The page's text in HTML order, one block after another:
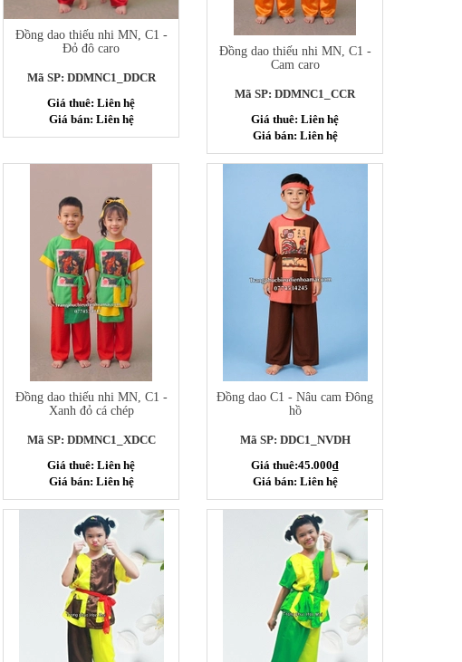
Đồng dao thiếu nhi MN, C1 -
Đỏ đô caro
Mã SP: DDMNC1_DDCR
Giá thuê: Liên hệ
Giá bán: Liên hệ
Đồng dao thiếu nhi MN, C1 -
Cam caro
Mã SP: DDMNC1_CCR
Giá thuê: Liên hệ
Giá bán: Liên hệ
Đồng dao thiếu nhi MN, C1 -
Xanh đỏ cá chép
Mã SP: DDMNC1_XDCC
Giá thuê: Liên hệ
Giá bán: Liên hệ
Đồng dao C1 - Nâu cam Đông
hồ
Mã SP: DDC1_NVDH
Giá thuê:45.000₫
Giá bán: Liên hệ